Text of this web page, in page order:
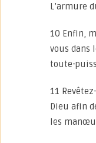
L’armure
10 Enfin,
vous dans
toute-
11
Dieu afin
les